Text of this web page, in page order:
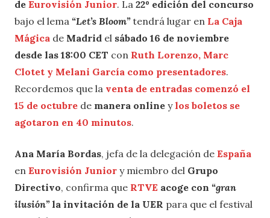
de Eurovisión Junior. La 22º edición del concurso
bajo el lema “Let’s Bloom”tendrá lugar en La Caja
Mágica de Madrid el sábado 16 de noviembre
desde las 18:00 CET con Ruth Lorenzo, Marc
Clotet y Melani García como presentadores.
Recordemos que la venta de entradas comenzó el
15 de octubre de manera online ylos boletos se
agotaron en 40 minutos.
Ana María Bordas, jefa de la delegación de España
en Eurovisión Junior y miembro del Grupo
Directivo, confirma que RTVE acoge con “gran
ilusión”la invitación de la UER para que el festival